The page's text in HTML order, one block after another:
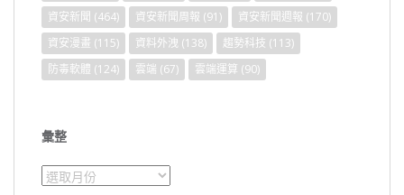
資安新聞 (464) 資安新聞周報 (91) 資安新聞週報 (170)
資安漫畫 (115) 資料外洩 (138) 趨勢科技 (113)
防毒軟體 (124) 雲端 (67) 雲端運算 (90)
彙整
彙